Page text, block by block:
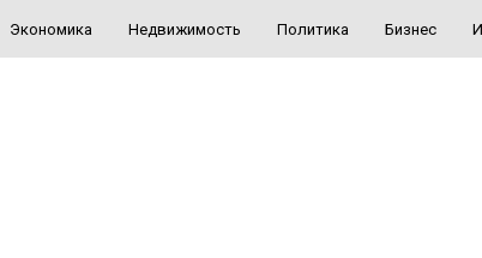
Экономика Недвижимость Политика Бизнес